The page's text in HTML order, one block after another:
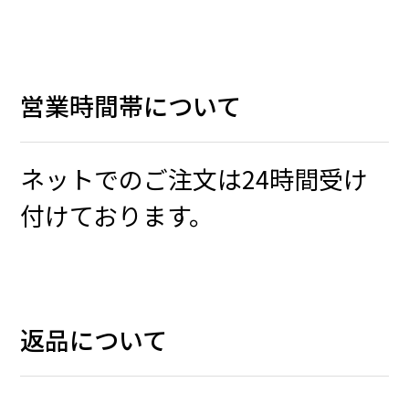
営業時間帯について
ネットでのご注文は24時間受け
付けております。
返品について